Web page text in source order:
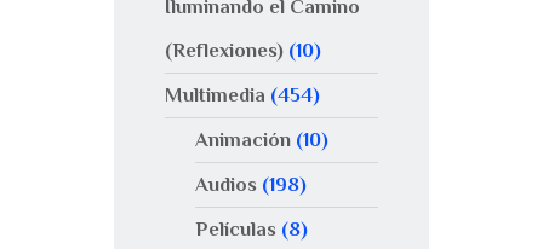
Iluminando el Camino
(Reflexiones) (10)
Multimedia (454)
Animación(10)
Audios (198)
Películas (8)